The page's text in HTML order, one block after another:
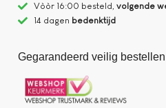
Vòòr 16:00 besteld, volgende
14 dagen bedenktijd
Gegarandeerd veilig